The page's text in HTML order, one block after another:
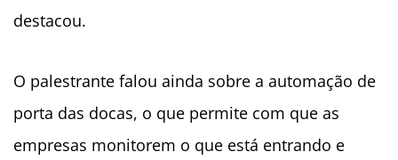
destacou.
O palestrante falou ainda sobre a automação de
porta das docas, o que permite com que as
empresas monitorem o que está entrando e